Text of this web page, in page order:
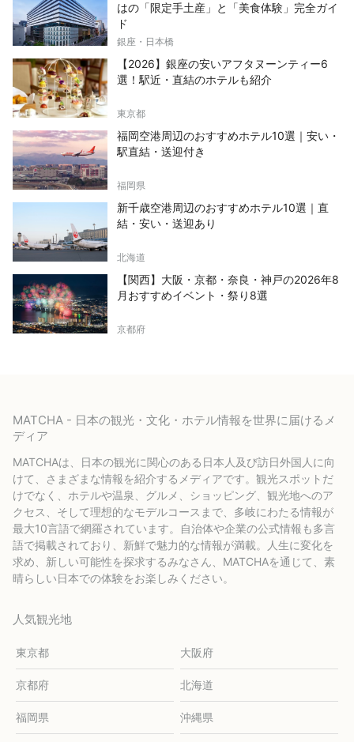
はの「限定手土産」と「美食体験」完全ガイ
ド
銀座・日本橋
【2026】銀座の安いアフタヌーンティー6
選！駅近・直結のホテルも紹介
東京都
福岡空港周辺のおすすめホテル10選｜安い・
駅直結・送迎付き
福岡県
新千歳空港周辺のおすすめホテル10選｜直
結・安い・送迎あり
北海道
【関西】大阪・京都・奈良・神戸の2026年8
月おすすめイベント・祭り8選
京都府
MATCHA - 日本の観光・文化・ホテル情報を世界に届けるメ
ディア
MATCHAは、日本の観光に関心のある日本人及び訪日外国人に向
けて、さまざまな情報を紹介するメディアです。観光スポットだ
けでなく、ホテルや温泉、グルメ、ショッピング、観光地へのア
クセス、そして理想的なモデルコースまで、多岐にわたる情報が
最大10言語で網羅されています。自治体や企業の公式情報も多言
語で掲載されており、新鮮で魅力的な情報が満載。人生に変化を
求め、新しい可能性を探求するみなさん、MATCHAを通じて、素
晴らしい日本での体験をお楽しみください。
人気観光地
東京都 大阪府
京都府 北海道
福岡県 沖縄県